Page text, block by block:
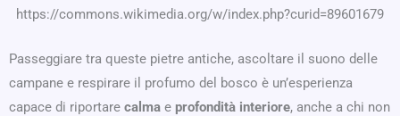
https://commons.wikimedia.org/w/index.php?curid=89601679
Passeggiare tra queste pietre antiche, ascoltare il suono delle
campane e respirare il profumo del bosco è un’esperienza
capace di riportare calma e profondità interiore, anche a chi non